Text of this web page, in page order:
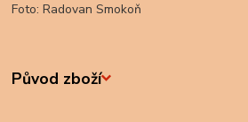
Foto: Radovan Smokoň
Původ zboží